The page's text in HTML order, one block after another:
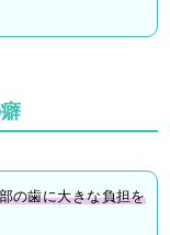
の歯に大きな負担を